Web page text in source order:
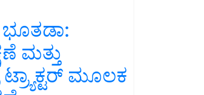
ಮತ್ತು
ಮೂಲಕ